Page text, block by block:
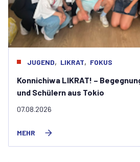
JUGEND, LIKRAT, FOKUS
Konnichiwa LIKRAT! –
und Schülern aus Tokio
07.08.2026
MEHR